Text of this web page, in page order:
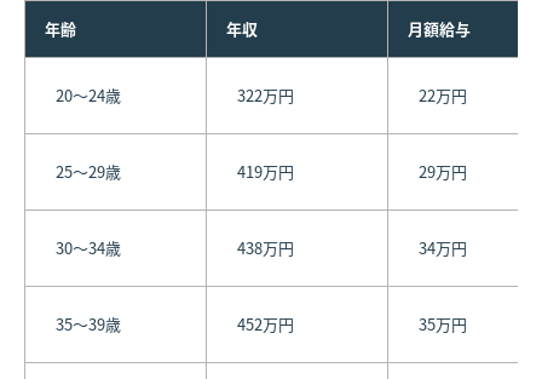
年齢 年収 月額給与
20～24歳 322万円 22万円
25～29歳 419万円 29万円
30～34歳 438万円 34万円
35～39歳 452万円 35万円